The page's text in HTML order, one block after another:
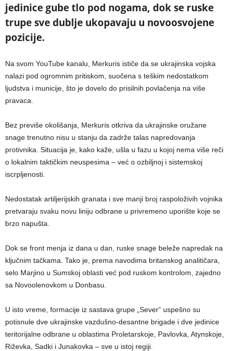
jedinice gube tlo pod nogama, dok se ruske
trupe sve dublje ukopavaju u novoosvojene
pozicije.
Na svom YouTube kanalu, Merkuris ističe da se ukrajinska vojska
nalazi pod ogromnim pritiskom, suočena s teškim nedostatkom
ljudstva i municije, što je dovelo do prisilnih povlačenja na više
pravaca.
Bez previše okolišanja, Merkuris otkriva da ukrajinske oružane
snage trenutno nisu u stanju da zadrže talas napredovanja
protivnika. Situacija je, kako kaže, ušla u fazu u kojoj nema više reči
o lokalnim taktičkim neuspesima – već o ozbiljnoj i sistemskoj
iscrpljenosti.
Nedostatak artiljerijskih granata i sve manji broj raspoloživih vojnika
pretvaraju svaku novu liniju odbrane u privremeno uporište koje se
brzo napušta.
Dok se front menja iz dana u dan, ruske snage beleže napredak na
ključnim tačkama. Tako je, prema navodima britanskog analitičara,
selo Marjino u Sumskoj oblasti već pod ruskom kontrolom, zajedno
sa Novoolenovkom u Donbasu.
U isto vreme, formacije iz sastava grupe „Sever“ uspešno su
potisnule dve ukrajinske vazdušno-desantne brigade i dve jedinice
teritorijalne odbrane u oblastima Proletarskoje, Pavlovka, Atynskoje,
Riževka, Sadki i Junakovka – sve u istoj regiji.